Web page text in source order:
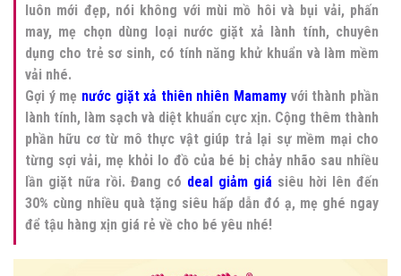
luôn mới đẹp, nói không với mùi mồ hôi và bụi vải, phấn
may, mẹ chọn dùng loại nước giặt xả lành tính, chuyên
dụng cho trẻ sơ sinh, có tính năng khử khuẩn và làm mềm
vải nhé.
Gợi ý mẹ nước giặt xả thiên nhiên Mamamy với thành phần
lành tính, làm sạch và diệt khuẩn cực xịn. Cộng thêm thành
phần hữu cơ từ mô thực vật giúp trả lại sự mềm mại cho
từng sợi vải, mẹ khỏi lo đồ của bé bị chảy nhão sau nhiều
lần giặt nữa rồi. Đang có deal giảm giá siêu hời lên đến
30% cùng nhiều quà tặng siêu hấp dẫn đó ạ, mẹ ghé ngay
để tậu hàng xịn giá rẻ về cho bé yêu nhé!